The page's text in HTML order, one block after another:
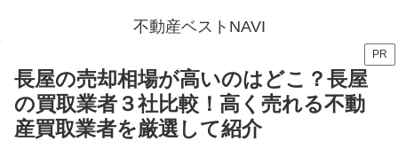
不動産ベストNAVI
PR
長屋の売却相場が高いのはどこ？長屋
の買取業者３社比較！高く売れる不動
産買取業者を厳選して紹介